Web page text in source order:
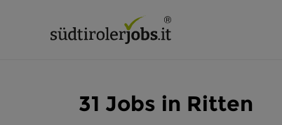
31 Jobs in Ritten